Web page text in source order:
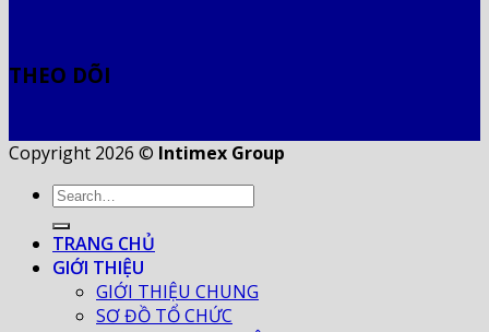
THEO DÕI
Copyright 2026 © Intimex Group
TRANG CHỦ
GIỚI THIỆU
GIỚI THIỆU CHUNG
SƠ ĐỒ TỔ CHỨC